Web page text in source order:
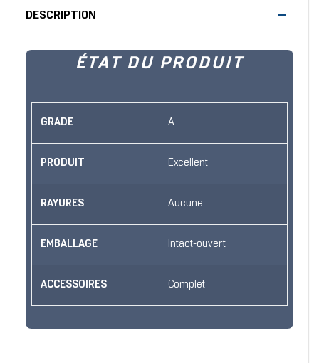
DESCRIPTION
ÉTAT DU PRODUIT
GRADE A
PRODUIT Excellent
RAYURES Aucune
EMBALLAGE Intact-ouvert
ACCESSOIRES Complet